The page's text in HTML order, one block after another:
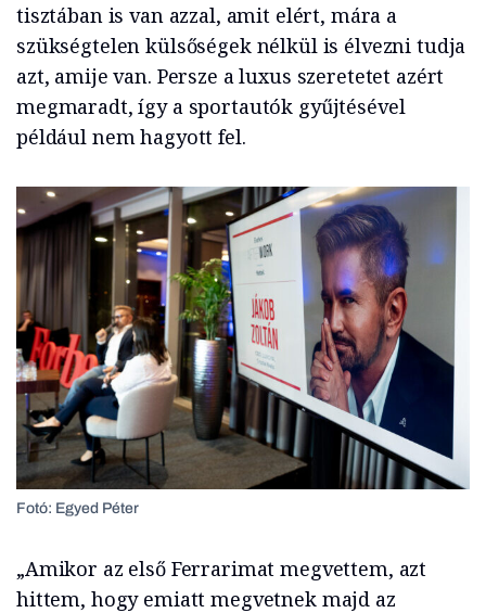
tisztában is van azzal, amit elért, mára a
szükségtelen külsőségek nélkül is élvezni tudja
azt, amije van. Persze a luxus szeretetet azért
megmaradt, így a sportautók gyűjtésével
például nem hagyott fel.
Fotó: Egyed Péter
„Amikor az első Ferrarimat megvettem, azt
hittem, hogy emiatt megvetnek majd az